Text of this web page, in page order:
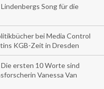
Song für die
bei Media Control
KGB-Zeit in Dresden
ersten 10 Worte sind
Vanessa Van